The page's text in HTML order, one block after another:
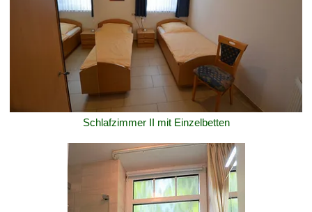
Schlafzimmer II mit Einzelbetten